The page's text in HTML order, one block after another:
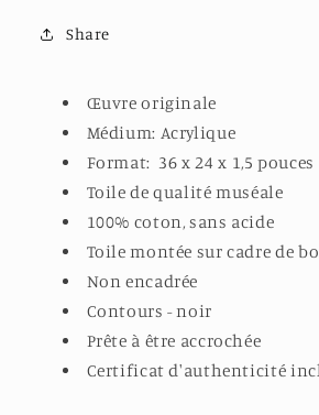
Share
Œuvre originale
Médium: Acrylique
Format: 36x 24x 1,5 pouces
Toile de qualité muséale
100% coton, sans acide
Toile montée sur cadre de
Non encadrée
Contours - noir
Prête à être accrochée
Certificat d'authenticité